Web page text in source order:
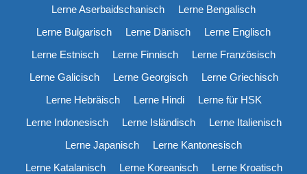
Lerne Aserbaidschanisch
Lerne Bengalisch
Lerne Bulgarisch
Lerne Dänisch
Lerne Englisch
Lerne Estnisch
Lerne Finnisch
Lerne Französisch
Lerne Galicisch
Lerne Georgisch
Lerne Griechisch
Lerne Hebräisch
Lerne Hindi
Lerne für HSK
Lerne Indonesisch
Lerne Isländisch
Lerne Italienisch
Lerne Japanisch
Lerne Kantonesisch
Lerne Katalanisch
Lerne Koreanisch
Lerne Kroatisch